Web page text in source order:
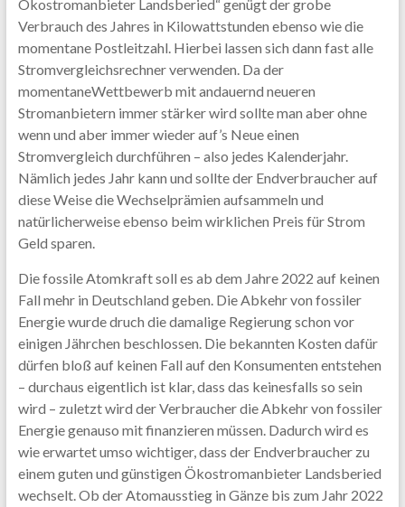
Ökostromanbieter Landsberied“ genügt der grobe
Verbrauch des Jahres in Kilowattstunden ebenso wie die
momentane Postleitzahl. Hierbei lassen sich dann fast alle
Stromvergleichsrechner verwenden. Da der
momentaneWettbewerb mit andauernd neueren
Stromanbietern immer stärker wird sollte man aber ohne
wenn und aber immer wieder auf’s Neue einen
Stromvergleich durchführen – also jedes Kalenderjahr.
Nämlich jedes Jahr kann und sollte der Endverbraucher auf
diese Weise die Wechselprämien aufsammeln und
natürlicherweise ebenso beim wirklichen Preis für Strom
Geld sparen.
Die fossile Atomkraft soll es ab dem Jahre 2022 auf keinen
Fall mehr in Deutschland geben. Die Abkehr von fossiler
Energie wurde druch die damalige Regierung schon vor
einigen Jährchen beschlossen. Die bekannten Kosten dafür
dürfen bloß auf keinen Fall auf den Konsumenten entstehen
– durchaus eigentlich ist klar, dass das keinesfalls so sein
wird – zuletzt wird der Verbraucher die Abkehr von fossiler
Energie genauso mit finanzieren müssen. Dadurch wird es
wie erwartet umso wichtiger, dass der Endverbraucher zu
einem guten und günstigen Ökostromanbieter Landsberied
wechselt. Ob der Atomausstieg in Gänze bis zum Jahr 2022